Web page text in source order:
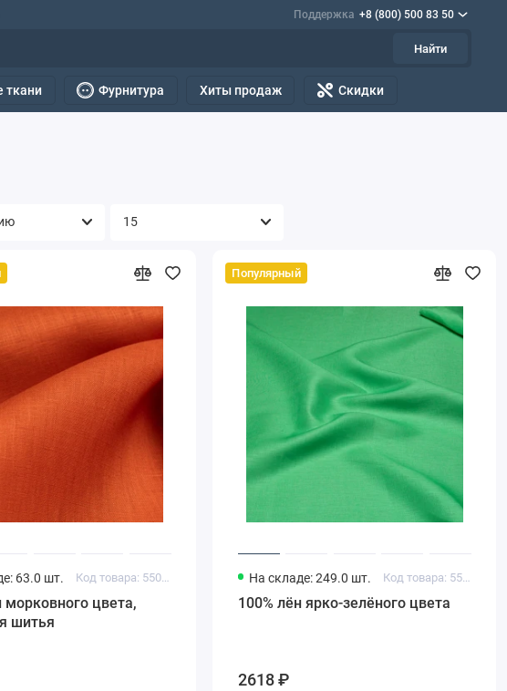
Поддержка +8 (800) 500 83 50
Найти
ткани Фурнитура Хиты продаж Скидки
63.0 шт. Код товара: 55011996
шитья
Популярный
На складе: 249.0 шт. Код товара: 55011988
100% лён ярко-зелёного цвета
2618 ₽